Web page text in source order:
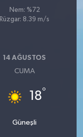
Nem: %72
Rüzgar: 8.39 m/s
14 AĞUSTOS
CUMA
18°
Güneşli